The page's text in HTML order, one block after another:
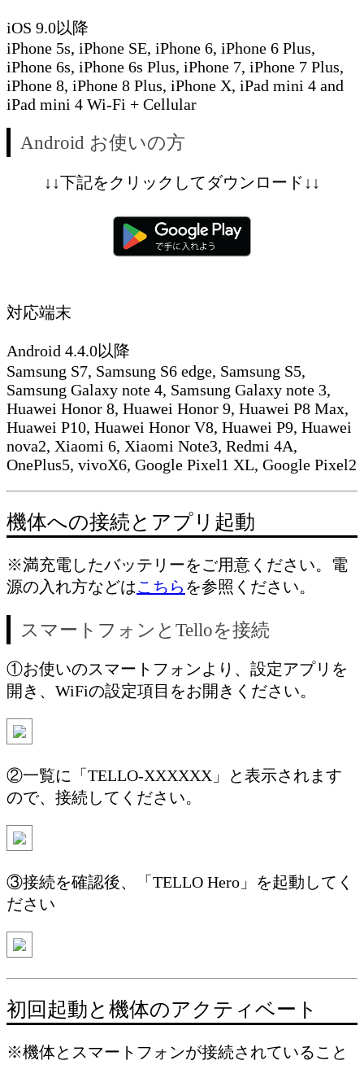
iOS 9.0以降
iPhone 5s, iPhone SE, iPhone 6, iPhone 6 Plus,
iPhone 6s, iPhone 6s Plus, iPhone 7, iPhone 7 Plus,
iPhone 8, iPhone 8 Plus, iPhone X, iPad mini 4 and
iPad mini 4 Wi-Fi + Cellular
Android お使いの方
↓↓下記をクリックしてダウンロード↓↓
対応端末
Android 4.4.0以降
Samsung S7, Samsung S6 edge, Samsung S5,
Samsung Galaxy note 4, Samsung Galaxy note 3,
Huawei Honor 8, Huawei Honor 9, Huawei P8 Max,
Huawei P10, Huawei Honor V8, Huawei P9, Huawei
nova2, Xiaomi 6, Xiaomi Note3, Redmi 4A,
OnePlus5, vivoX6, Google Pixel1 XL, Google Pixel2
機体への接続とアプリ起動
※満充電したバッテリーをご用意ください。電
源の入れ方などはこちら を参照ください。
スマートフォンとTelloを接続
①お使いのスマートフォンより、設定アプリを
開き、WiFiの設定項目をお開きください。
②一覧に「TELLO-XXXXXX」と表示されます
ので、接続してください。
③接続を確認後、「TELLO Hero」を起動してく
ださい
初回起動と機体のアクティベート
※機体とスマートフォンが接続されていること